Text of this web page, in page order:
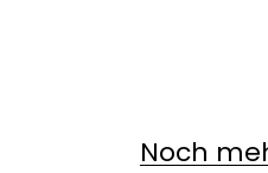
Noch